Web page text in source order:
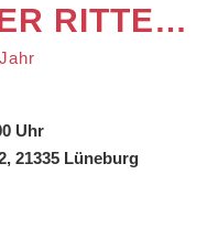
SILVESTER IN DER RITTERAKADEMIE
Uhr
, 21335 Lüneburg